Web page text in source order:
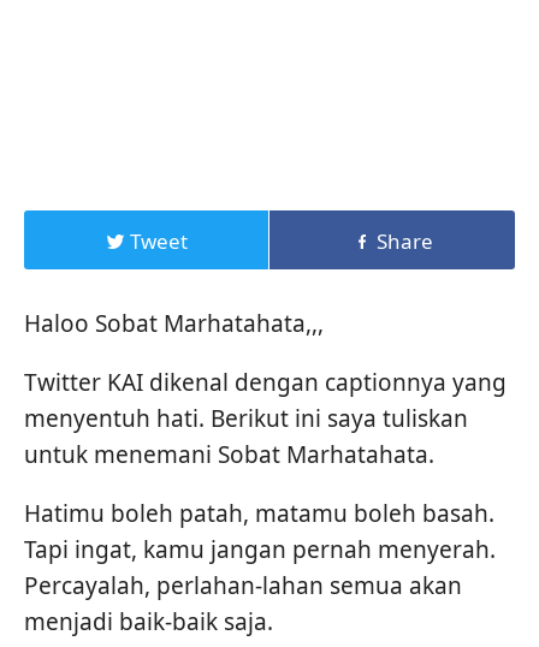
Tweet Share
Haloo Sobat Marhatahata,,,
Twitter KAI dikenal dengan captionnya yang
menyentuh hati. Berikut ini saya tuliskan
untuk menemani Sobat Marhatahata.
Hatimu boleh patah, matamu boleh basah.
Tapi ingat, kamu jangan pernah menyerah.
Percayalah, perlahan-lahan semua akan
menjadi baik-baik saja.